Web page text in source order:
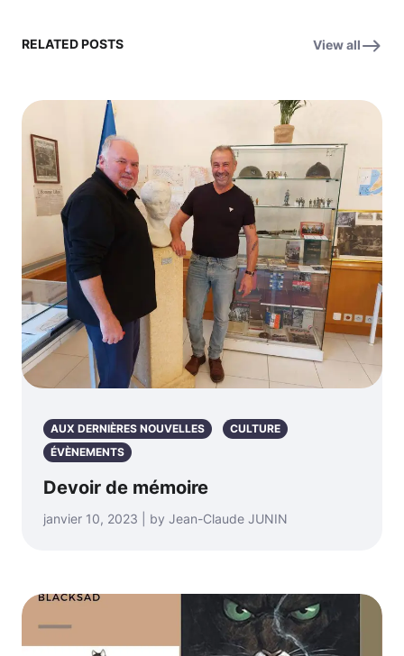
RELATED POSTS View all
AUX DERNIÈRES NOUVELLES
CULTURE
ÉVÈNEMENTS
Devoir de mémoire
janvier 10, 2023 | by Jean-Claude JUNIN